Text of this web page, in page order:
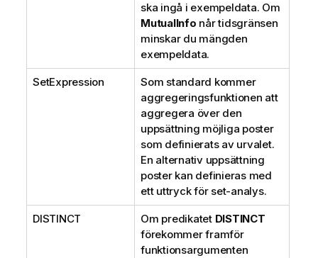
ska ingå i exempeldata. Om
MutualInfo når tidsgränsen
minskar du mängden
exempeldata.
SetExpression
Som standard kommer
aggregeringsfunktionen att
aggregera över den
uppsättning möjliga poster
som definierats av urvalet.
En alternativ uppsättning
poster kan definieras med
ett uttryck för set-analys.
DISTINCT Om predikatet DISTINCT
förekommer framför
funktionsargumenten